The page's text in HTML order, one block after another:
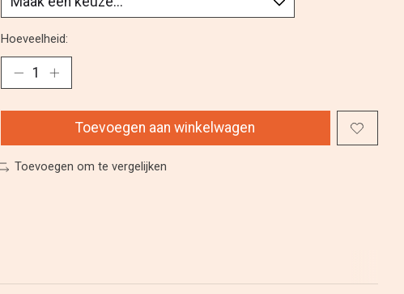
Hoeveelheid:
Toevoegen aan winkelwagen
Toevoegen om te vergelijken